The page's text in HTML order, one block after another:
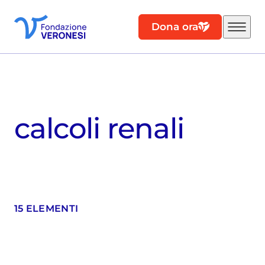
Dona ora
calcoli renali
15 ELEMENTI